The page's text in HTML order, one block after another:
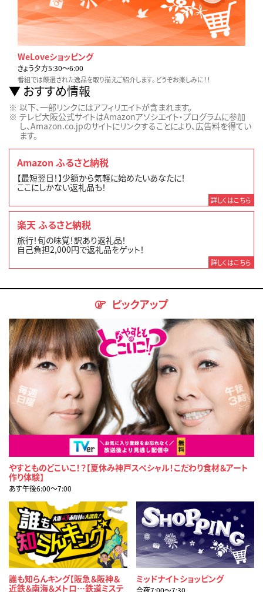
WeLoveショッピング
きょう夕方5:30〜6:00
番組では厳選された逸品を取り揃えご紹介します。どうぞお楽しみに！！
おすすめ情報
以下、一部リンクにはアフィリエイトが含まれます。
テレビ大阪公式サイトはAmazonアソシエイト・プログラムに参加
し、Amazon.co.jpのサイトにリンクすることにより、広告料を得てい
ます。
Amazon ふるさと納税
【最短翌日！】少額から気軽に始めたいあなたに！
ここにしかない返礼品も！
詳しくはこちら
楽天 ふるさと納税
旅行！旬の味覚！訳あり返礼品！
自己負担2,000円で返礼品をゲット！
詳しくはこちら
ピックアップ
やすとものどこいこ！？【夏休み神戸スペシャル！こだわり食材＆アート
作り体験】
あす午後6:00〜7:00
誰も知らんキング【阪急＆阪神＆
近鉄＆南海＆メトロ…鉄道ミステ
ミッドナイトショッピング
今夜7:00〜7:30